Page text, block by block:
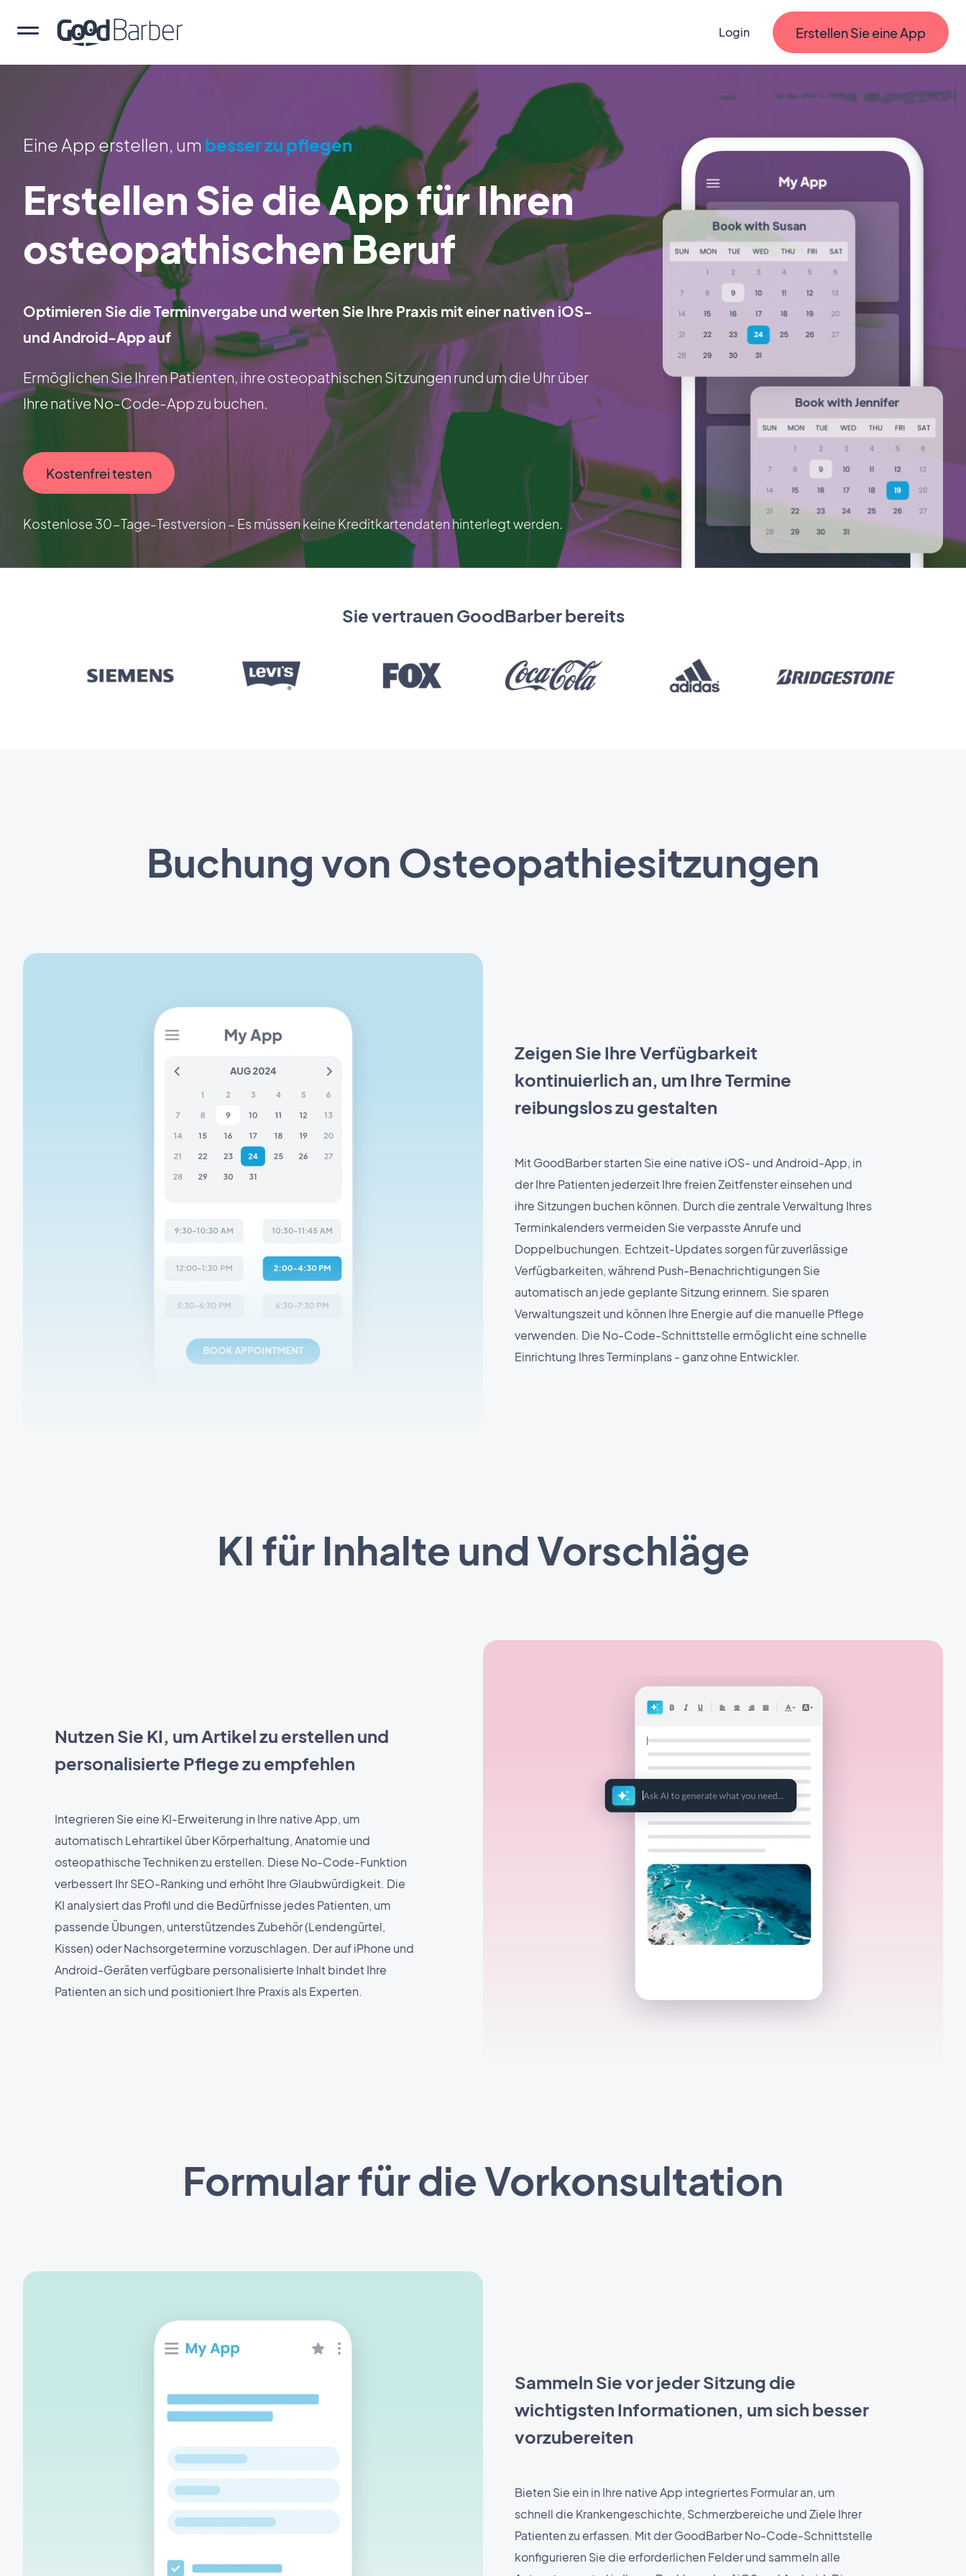
Login Erstellen Sie eine App
Eine App erstellen, um besser zu pflegen
Erstellen Sie die App für Ihren
osteopathischen Beruf
Optimieren Sie die Terminvergabe und werten Sie Ihre Praxis mit einer nativen iOS-
und Android-App auf
Ermöglichen Sie Ihren Patienten, ihre osteopathischen Sitzungen rund um die Uhr über
Ihre native No-Code-App zu buchen.
Kostenfrei testen
Kostenlose 30-Tage-Testversion – Es müssen keine Kreditkartendaten hinterlegt werden.
Sie vertrauen GoodBarber bereits
Buchung von Osteopathiesitzungen
Zeigen Sie Ihre Verfügbarkeit
kontinuierlich an, um Ihre Termine
reibungslos zu gestalten
Mit GoodBarber starten Sie eine native iOS- und Android-App, in
der Ihre Patienten jederzeit Ihre freien Zeitfenster einsehen und
ihre Sitzungen buchen können. Durch die zentrale Verwaltung Ihres
Terminkalenders vermeiden Sie verpasste Anrufe und
Doppelbuchungen. Echtzeit-Updates sorgen für zuverlässige
Verfügbarkeiten, während Push-Benachrichtigungen Sie
automatisch an jede geplante Sitzung erinnern. Sie sparen
Verwaltungszeit und können Ihre Energie auf die manuelle Pflege
verwenden. Die No-Code-Schnittstelle ermöglicht eine schnelle
Einrichtung Ihres Terminplans - ganz ohne Entwickler.
KI für Inhalte und Vorschläge
Nutzen Sie KI, um Artikel zu erstellen und
personalisierte Pflege zu empfehlen
Integrieren Sie eine KI-Erweiterung in Ihre native App, um
automatisch Lehrartikel über Körperhaltung, Anatomie und
osteopathische Techniken zu erstellen. Diese No-Code-Funktion
verbessert Ihr SEO-Ranking und erhöht Ihre Glaubwürdigkeit. Die
KI analysiert das Profil und die Bedürfnisse jedes Patienten, um
passende Übungen, unterstützendes Zubehör (Lendengürtel,
Kissen) oder Nachsorgetermine vorzuschlagen. Der auf iPhone und
Android-Geräten verfügbare personalisierte Inhalt bindet Ihre
Patienten an sich und positioniert Ihre Praxis als Experten.
Formular für die Vorkonsultation
Sammeln Sie vor jeder Sitzung die
wichtigsten Informationen, um sich besser
vorzubereiten
Bieten Sie ein in Ihre native App integriertes Formular an, um
schnell die Krankengeschichte, Schmerzbereiche und Ziele Ihrer
Patienten zu erfassen. Mit der GoodBarber No-Code-Schnittstelle
konfigurieren Sie die erforderlichen Felder und sammeln alle